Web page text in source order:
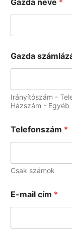
Gazda
Irányítószám -
Házszám - Egyéb
Telefonszám *
Csak számok
E-mail cím *